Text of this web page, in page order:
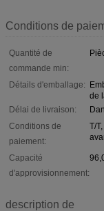
Conditions de
Quantité de
commande min:
Détails d'emballage:
de
Délai de livraison:
Conditions de
paiement:
T/
Capacité
d'approvisionnement:
description de